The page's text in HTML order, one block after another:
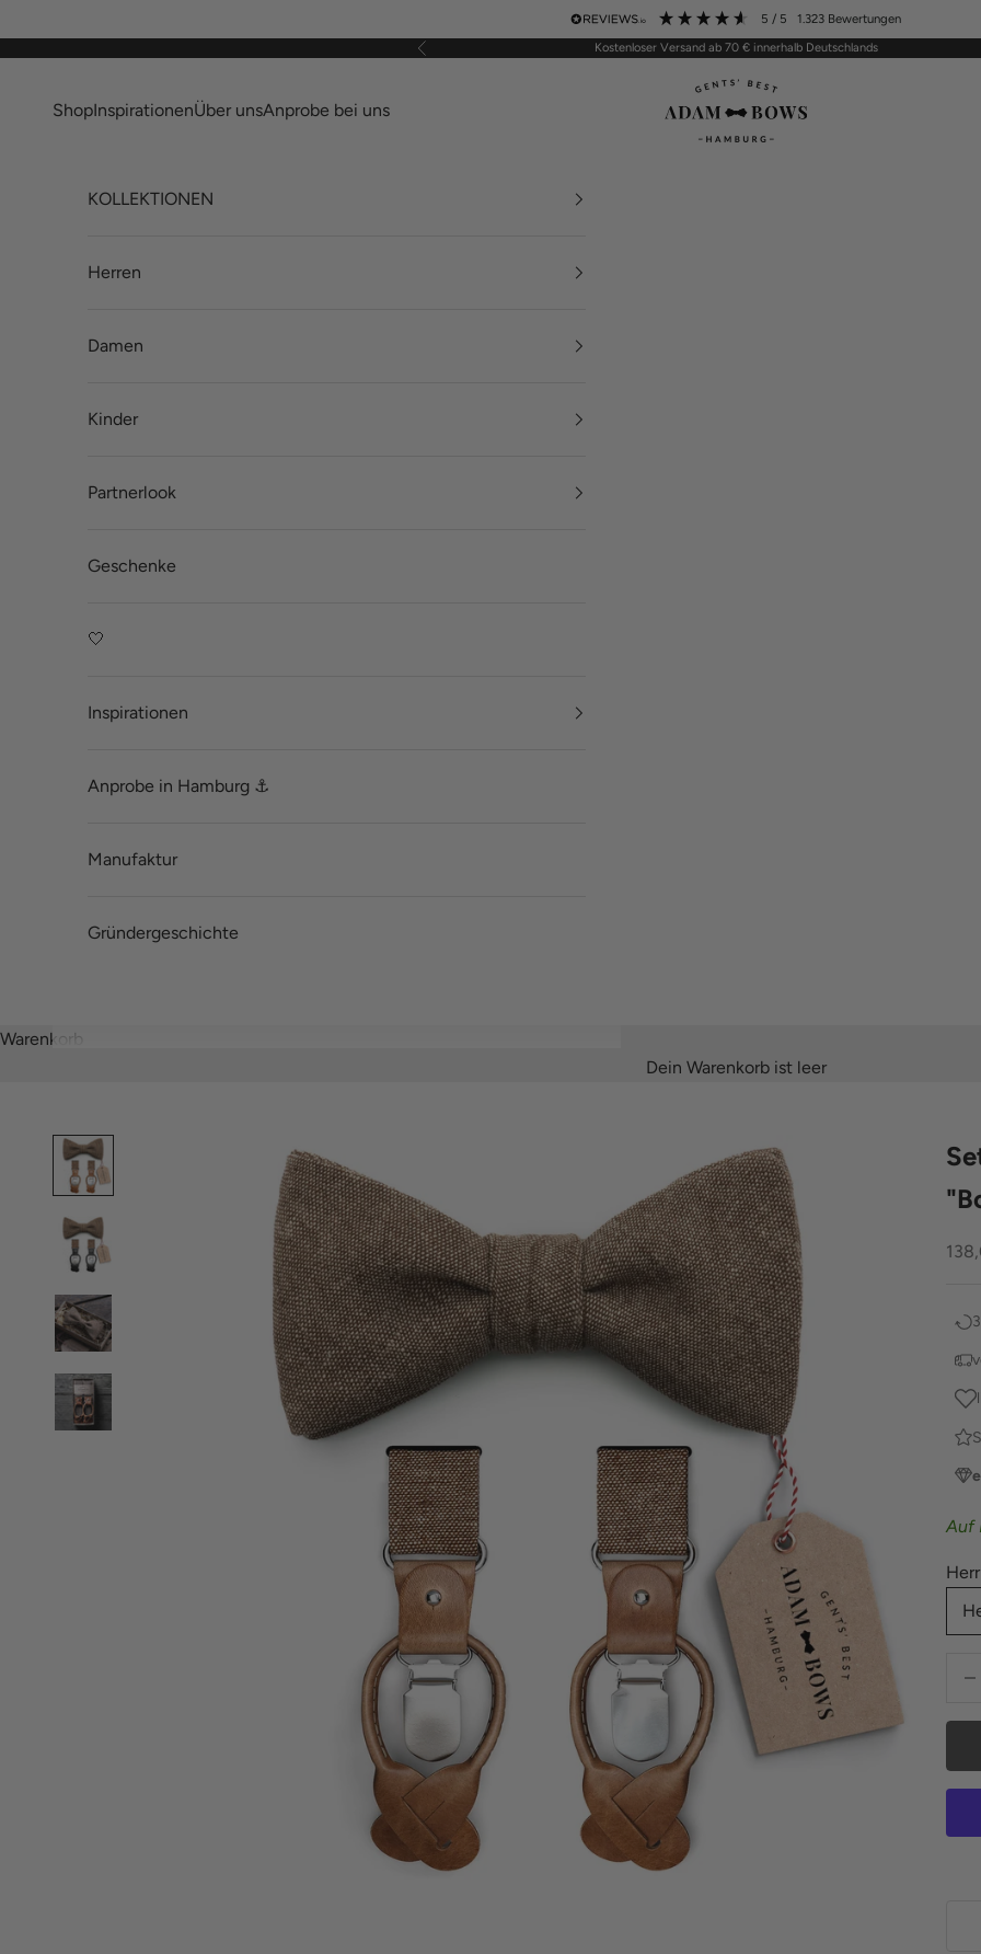
5 / 5 1.323 Bewertungen
Zurück Kostenloser Versand ab 70 € innerhalb Deutschlands
ADAM BOWS
ShopInspirationenÜber unsAnprobe bei uns
KOLLEKTIONEN
Herren
Damen
Kinder
Partnerlook
Geschenke
🤍
Inspirationen
Anprobe in Hamburg ⚓
Manufaktur
Gründergeschichte
Warenkorb
Dein Warenkorb ist leer
Auf